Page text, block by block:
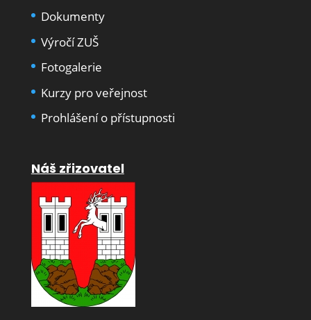
Dokumenty
Výročí ZUŠ
Fotogalerie
Kurzy pro veřejnost
Prohlášení o přístupnosti
Náš zřizovatel